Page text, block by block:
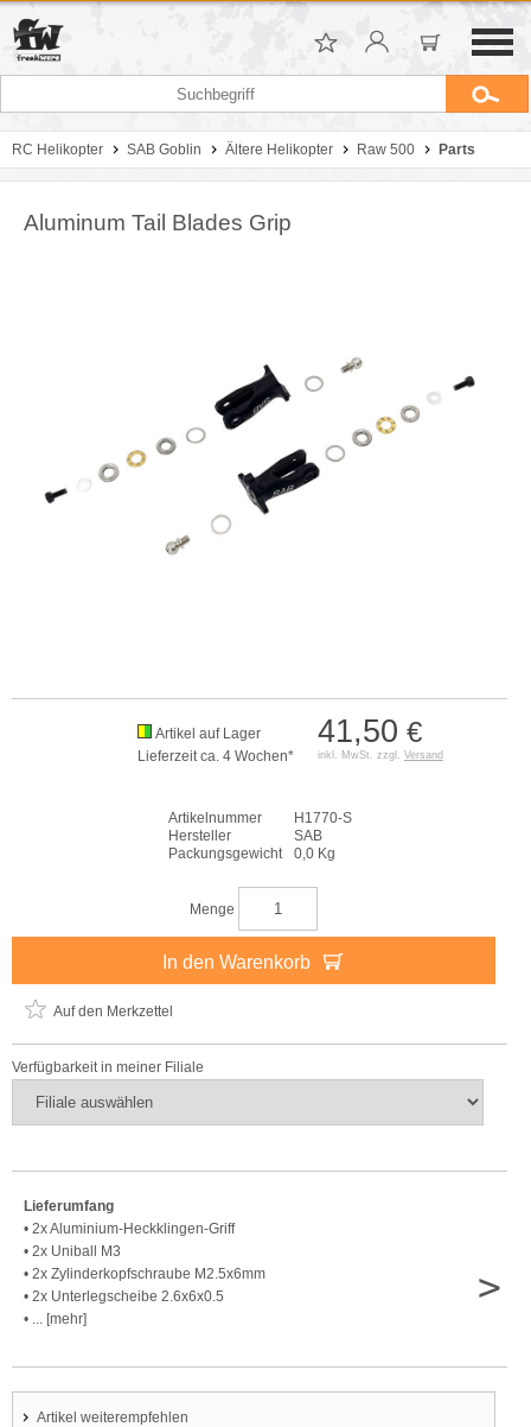
RC Helikopter SAB Goblin Ältere Helikopter Raw 500 Parts
Aluminum Tail Blades Grip
41,50 €
inkl. MwSt. zzgl. Versand
Artikel auf Lager
Lieferzeit ca. 4 Wochen*
Artikelnummer
H1770-S
Hersteller
SAB
Packungsgewicht
0,0 Kg
Menge
In den Warenkorb
Auf den Merkzettel
Verfügbarkeit in meiner Filiale
Lieferumfang
• 2x Aluminium-Heckklingen-Griff
• 2x Uniball M3
• 2x Zylinderkopfschraube M2.5x6mm
• 2x Unterlegscheibe 2.6x6x0.5
• ... [mehr]
>
Artikel weiterempfehlen